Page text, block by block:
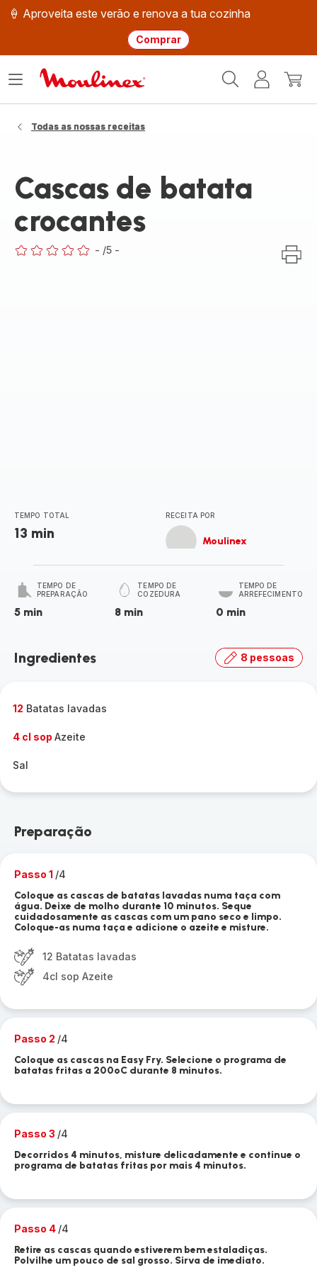
🍦 Aproveita este verão e renova a tua cozinha
Comprar
Moulinex
O
Abrir
Todas as nossas receitas
Cascas de batata
crocantes
- /5 -
TEMPO TOTAL
13 min
RECEITA POR
Moulinex
TEMPO DE
PREPARAÇÃO
5 min
TEMPO DE
COZEDURA
8 min
TEMPO DE
ARREFECIMENTO
0 min
Ingredientes 8 pessoas
12 Batatas lavadas
4 cl sop Azeite
Sal
Preparação
Passo 1 /4
Coloque as cascas de batatas lavadas numa taça com
água. Deixe de molho durante 10 minutos. Seque
cuidadosamente as cascas com um pano seco e limpo.
Coloque-as numa taça e adicione o azeite e misture.
12 Batatas lavadas
4cl sop Azeite
Passo 2 /4
Coloque as cascas na Easy Fry. Selecione o programa de
batatas fritas a 200ºC durante 8 minutos.
Passo 3 /4
Decorridos 4 minutos, misture delicadamente e continue o
programa de batatas fritas por mais 4 minutos.
Passo 4 /4
Retire as cascas quando estiverem bem estaladiças.
Polvilhe um pouco de sal grosso. Sirva de imediato.